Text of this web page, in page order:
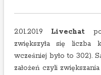
2.01.2019 Livechat
zwiększyła się
wcześniej było to 302).
założeń czyli